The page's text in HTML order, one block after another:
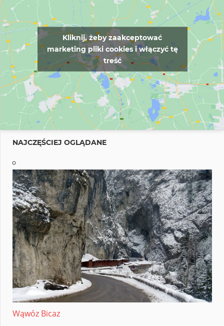
Kliknij, żeby zaakceptować
marketing pliki cookies i włączyć tę
treść
NAJCZĘŚCIEJ OGLĄDANE
Wąwóz Bicaz